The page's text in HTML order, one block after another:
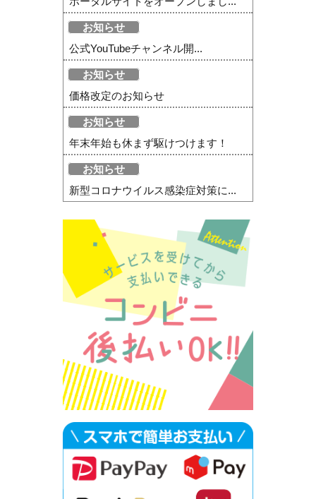
お知らせ
公式YouTubeチャンネル開...
お知らせ
価格改定のお知らせ
お知らせ
年末年始も休まず駆けつけます！
お知らせ
新型コロナウイルス感染症対策に...